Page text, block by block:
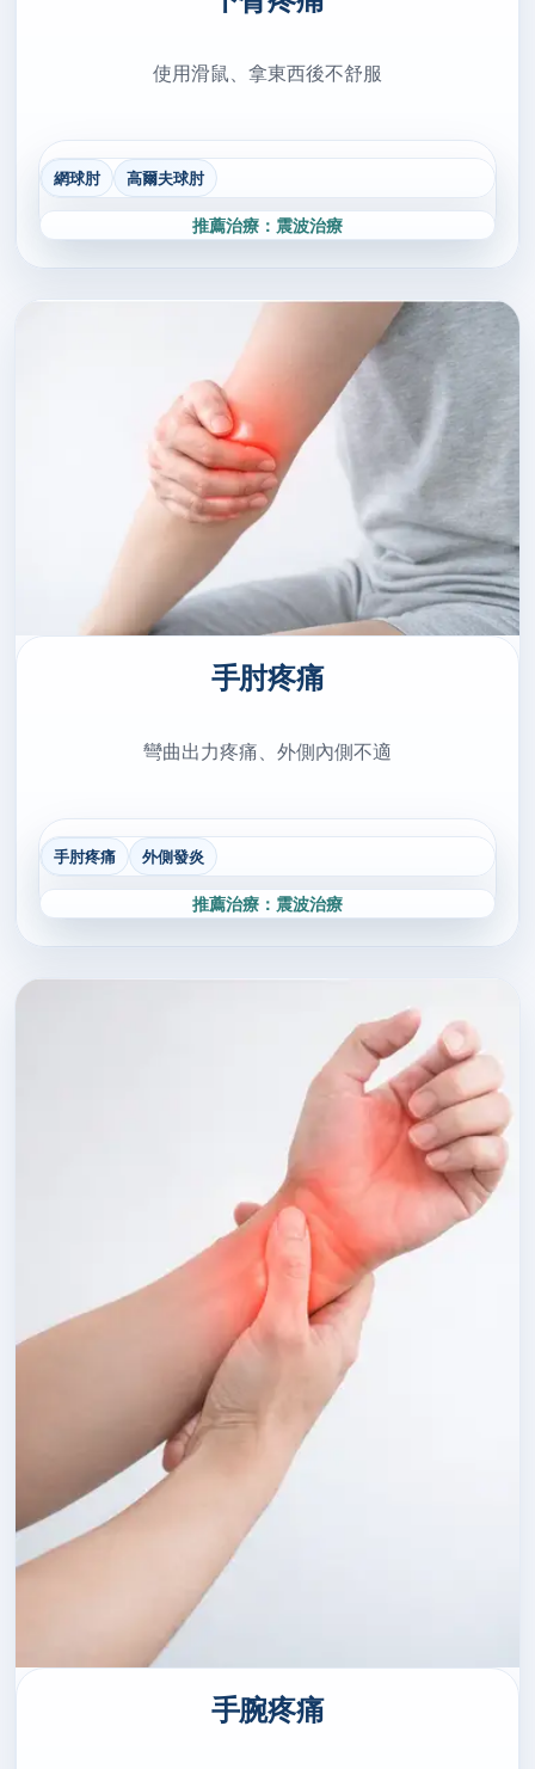
使用滑鼠、拿東西後不舒服
網球肘 高爾夫球肘
推薦治療：震波治療
手肘疼痛
彎曲出力疼痛、外側內側不適
手肘疼痛 外側發炎
推薦治療：震波治療
手腕疼痛